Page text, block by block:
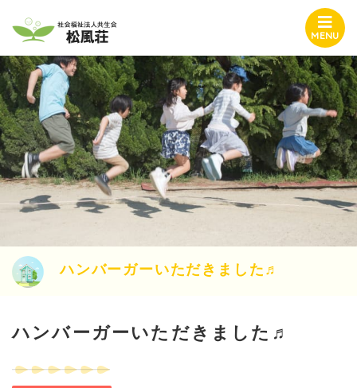
MENU
ハンバーガーいただきました♬
ハンバーガーいただきました♬